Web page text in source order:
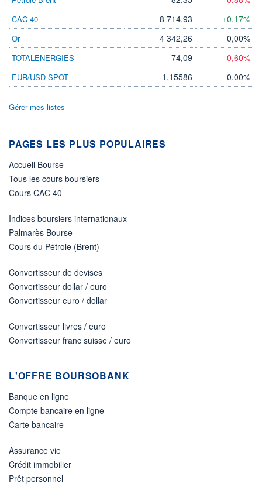
3 MEUR 07.08.26 / 17:29:14
BAISSE
0,204
LIMITE À LA
HAUSSE
RENDEMENT
ESTIMÉ 2026
PER ESTIMÉ
2026
DIVIDENDE
ÉLIGIBILITÉ
PEA
Boursobank
CAC 40 8 714,93 +0,17%
Or 4 342,26 0,00%
TOTALENERGIES 74,09 -0,60%
EUR/USD SPOT 1,15586 0,00%
Gérer mes listes
PAGES LES PLUS POPULAIRES
Accueil Bourse
Tous les cours boursiers
Cours CAC 40
Indices boursiers internationaux
Palmarès Bourse
Cours du Pétrole (Brent)
Convertisseur de devises
Convertisseur dollar / euro
Convertisseur euro / dollar
Convertisseur livres / euro
Convertisseur franc suisse / euro
L'OFFRE BOURSOBANK
Banque en ligne
Compte bancaire en ligne
Carte bancaire
Assurance vie
Crédit immobilier
Prêt personnel